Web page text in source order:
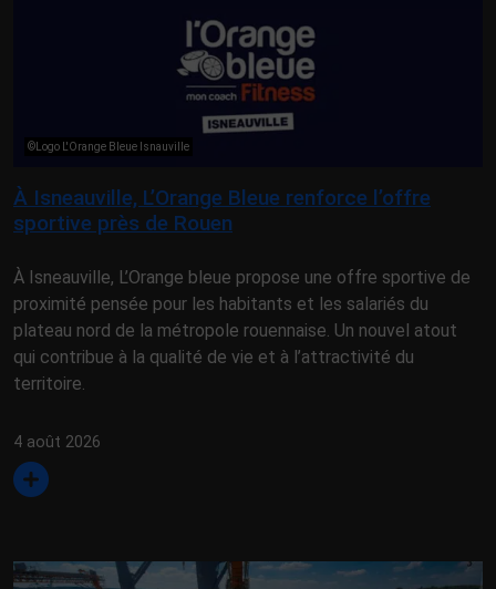
©Logo L'Orange Bleue Isnauville
À Isneauville, L’Orange Bleue renforce l’offre
sportive près de Rouen
À Isneauville, L’Orange bleue propose une offre sportive de
proximité pensée pour les habitants et les salariés du
plateau nord de la métropole rouennaise. Un nouvel atout
qui contribue à la qualité de vie et à l’attractivité du
territoire.
4 août 2026